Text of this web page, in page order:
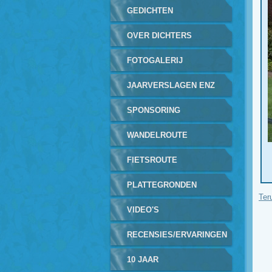
GEDICHTEN
GEREALISEERD
OVER DICHTERS
FOTOGALERIJ
JAARVERSLAGEN ENZ
SPONSORING
WANDELROUTE
FIETSROUTE
PLATTEGRONDEN
ROUTES
VIDEO'S
RECENSIES/ERVARINGEN
10 JAAR